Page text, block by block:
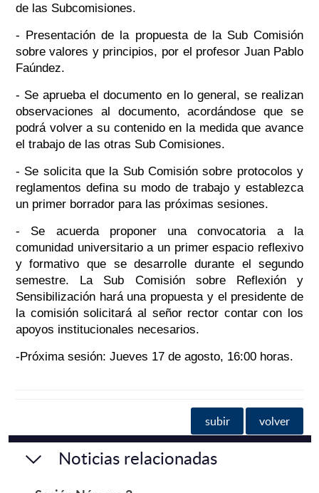
de las Subcomisiones.
- Presentación de la propuesta de la Sub Comisión
sobre valores y principios, por el profesor Juan Pablo
Faúndez.
- Se aprueba el documento en lo general, se realizan
observaciones al documento, acordándose que se
podrá volver a su contenido en la medida que avance
el trabajo de las otras Sub Comisiones.
- Se solicita que la Sub Comisión sobre protocolos y
reglamentos defina su modo de trabajo y establezca
un primer borrador para las próximas sesiones.
- Se acuerda proponer una convocatoria a la
comunidad universitario a un primer espacio reflexivo
y formativo que se desarrolle durante el segundo
semestre. La Sub Comisión sobre Reflexión y
Sensibilización hará una propuesta y el presidente de
la comisión solicitará al señor rector contar con los
apoyos institucionales necesarios.
-Próxima sesión: Jueves 17 de agosto, 16:00 horas.
subir volver
Noticias relacionadas